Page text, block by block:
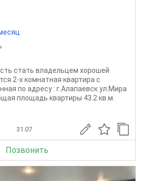
стать владельцем хорошей
2-х комнатная квартира с
по адресу : г.Алапаевск ул.Мира
площадь квартиры 43.2 кв.м.
31.07
Позвонить